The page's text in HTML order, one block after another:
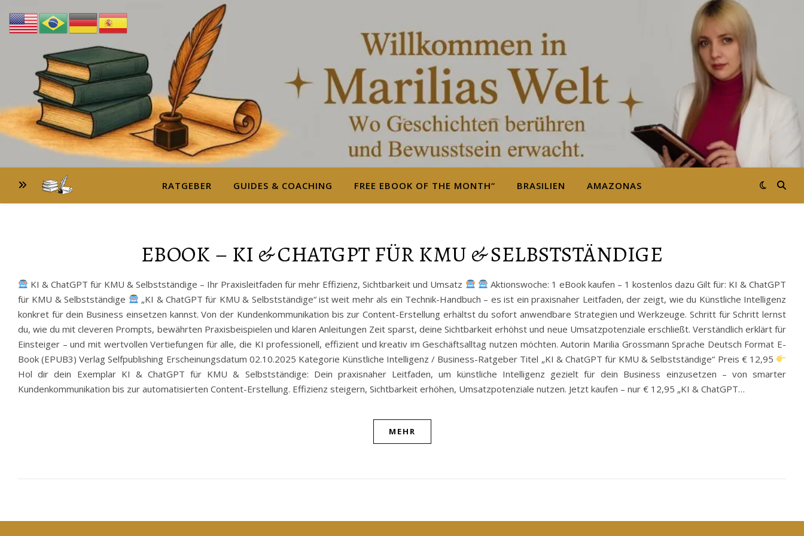
RATGEBER GUIDES & COACHING FREE EBOOK OF THE MONTH“ BRASILIEN AMAZONAS
EBOOK – KI & CHATGPT FÜR KMU & SELBSTSTÄNDIGE
KI & ChatGPT für KMU & Selbstständige – Ihr Praxisleitfaden für mehr Effizienz, Sichtbarkeit und Umsatz
Aktionswoche: 1 eBook kaufen – 1 kostenlos dazu Gilt für: KI & ChatGPT
für KMU & Selbstständige
„KI & ChatGPT für KMU & Selbstständige“ ist weit mehr als ein Technik-Handbuch – es ist ein praxisnaher Leitfaden, der zeigt, wie du Künstliche Intelligenz
konkret für dein Business einsetzen kannst. Von der Kundenkommunikation bis zur Content-Erstellung erhältst du sofort anwendbare Strategien und Werkzeuge. Schritt für Schritt lernst
du, wie du mit cleveren Prompts, bewährten Praxisbeispielen und klaren Anleitungen Zeit sparst, deine Sichtbarkeit erhöhst und neue Umsatzpotenziale erschließt. Verständlich erklärt für
Einsteiger – und mit wertvollen Vertiefungen für alle, die KI professionell, effizient und kreativ im Geschäftsalltag nutzen möchten. Autorin Marilia Grossmann Sprache Deutsch Format E-
Book (EPUB3) Verlag Selfpublishing Erscheinungsdatum 02.10.2025 Kategorie Künstliche Intelligenz / Business-Ratgeber Titel „KI & ChatGPT für KMU & Selbstständige“ Preis € 12,95
Hol dir dein Exemplar KI & ChatGPT für KMU & Selbstständige: Dein praxisnaher Leitfaden, um künstliche Intelligenz gezielt für dein Business einzusetzen – von smarter
Kundenkommunikation bis zur automatisierten Content-Erstellung. Effizienz steigern, Sichtbarkeit erhöhen, Umsatzpotenziale nutzen. Jetzt kaufen – nur € 12,95 „KI & ChatGPT…
MEHR